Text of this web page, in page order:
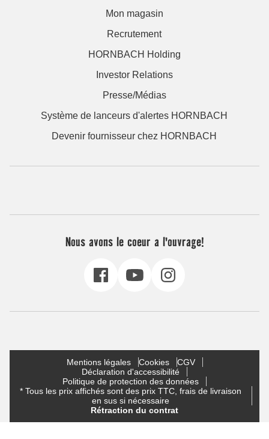
Mon magasin
Recrutement
HORNBACH Holding
Investor Relations
Presse/Médias
Système de lanceurs d'alertes HORNBACH
Devenir fournisseur chez HORNBACH
Nous avons le coeur a l'ouvrage!
Mentions légales Cookies
CGV
Déclaration d'accessibilité
Politique de protection des données
* Tous les prix affichés sont des prix TTC, frais de livraison
en sus si nécessaire
Rétraction du contrat